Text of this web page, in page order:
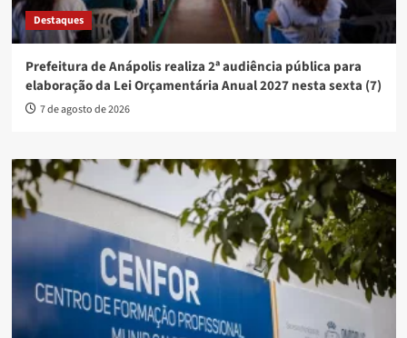
Destaques
Prefeitura de Anápolis realiza 2ª audiência pública para
elaboração da Lei Orçamentária Anual 2027 nesta sexta (7)
7 de agosto de 2026